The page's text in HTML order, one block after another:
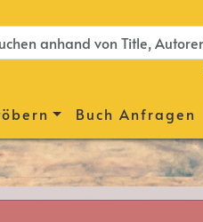
Buch Anfragen